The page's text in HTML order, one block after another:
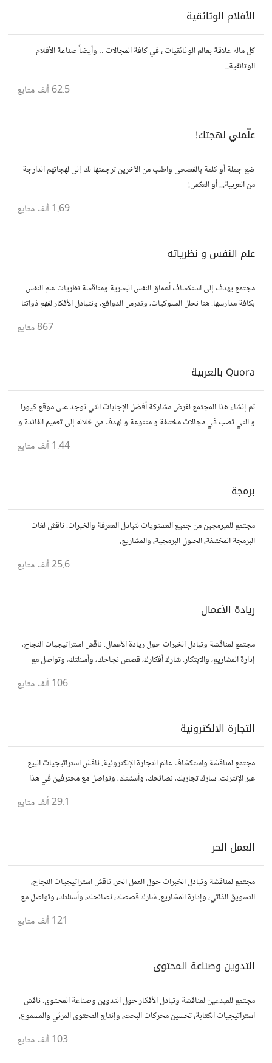
الأفلام الوثائقية
كل ماله علاقة بعالم الوثائقيات ، في كافة المجالات .. وأيضاً صناعة الأفلام
الوثائقية..
62.5 ألف متابع
علّمني لهجتك!
ضع جملة أو كلمة بالفصحى واطلب من الآخرين ترجمتها لك إلى لهجاتهم الدارجة
من العربية... أو العكس!
1.69 ألف متابع
علم النفس و نظرياته
مجتمع يهدف إلى استكشاف أعماق النفس البشرية ومناقشة نظريات علم النفس
بكافة مدارسها. هنا نحلل السلوكيات، وندرس الدوافع، ونتبادل الأفكار لفهم ذواتنا
867متابع
Quora بالعربية
تم إنشاء هذا المجتمع لغرض مشاركة أفضل الإجابات التي توجد على موقع كيورا
و التي تصب في مجالات مختلفة و متنوعة و نهدف من خلاله إلى تعميم الفائدة و
1.44 ألف متابع
برمجة
مجتمع للمبرمجين من جميع المستويات لتبادل المعرفة والخبرات. ناقش لغات
البرمجة المختلفة، الحلول البرمجية، والمشاريع.
25.6 ألف متابع
ريادة الأعمال
مجتمع لمناقشة وتبادل الخبرات حول ريادة الأعمال. ناقش استراتيجيات النجاح،
إدارة المشاريع، والابتكار. شارك أفكارك، قصص نجاحك، وأسئلتك، وتواصل مع
106 ألف متابع
التجارة الالكترونية
مجتمع لمناقشة واستكشاف عالم التجارة الإلكترونية. ناقش استراتيجيات البيع
عبر الإنترنت. شارك تجاربك، نصائحك، وأسئلتك، وتواصل مع محترفين في هذا
29.1 ألف متابع
العمل الحر
مجتمع لمناقشة وتبادل الخبرات حول العمل الحر. ناقش استراتيجيات النجاح،
التسويق الذاتي، وإدارة المشاريع. شارك قصصك، نصائحك، وأسئلتك، وتواصل مع
121 ألف متابع
التدوين وصناعة المحتوى
مجتمع للمبدعين لمناقشة وتبادل الأفكار حول التدوين وصناعة المحتوى. ناقش
استراتيجيات الكتابة، تحسين محركات البحث، وإنتاج المحتوى المرئي والمسموع.
103 ألف متابع